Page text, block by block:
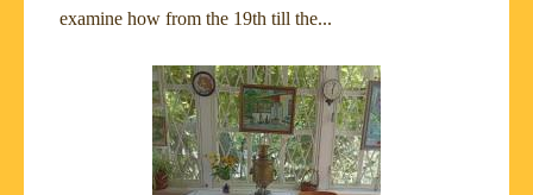
examine how from the 19th till the...